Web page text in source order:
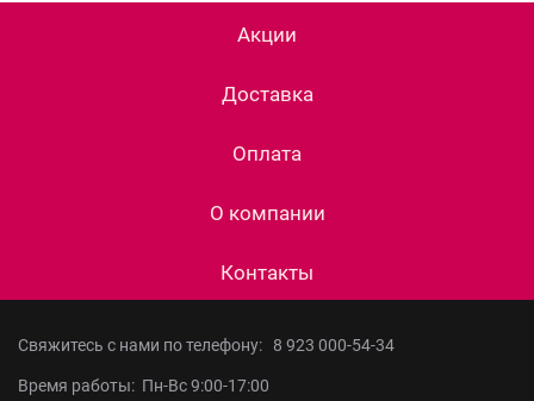
Акции
Доставка
Оплата
О компании
Контакты
Свяжитесь с нами по телефону: 8 923 000-54-34
Время работы: Пн-Вс 9:00-17:00